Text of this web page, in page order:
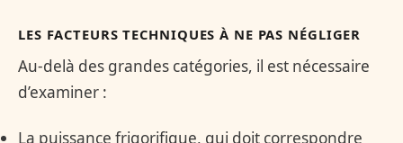
LES FACTEURS TECHNIQUES À NE PAS NÉGLIGER
Au-delà des grandes catégories, il est nécessaire
d’examiner :
La puissance frigorifique, qui doit correspondre